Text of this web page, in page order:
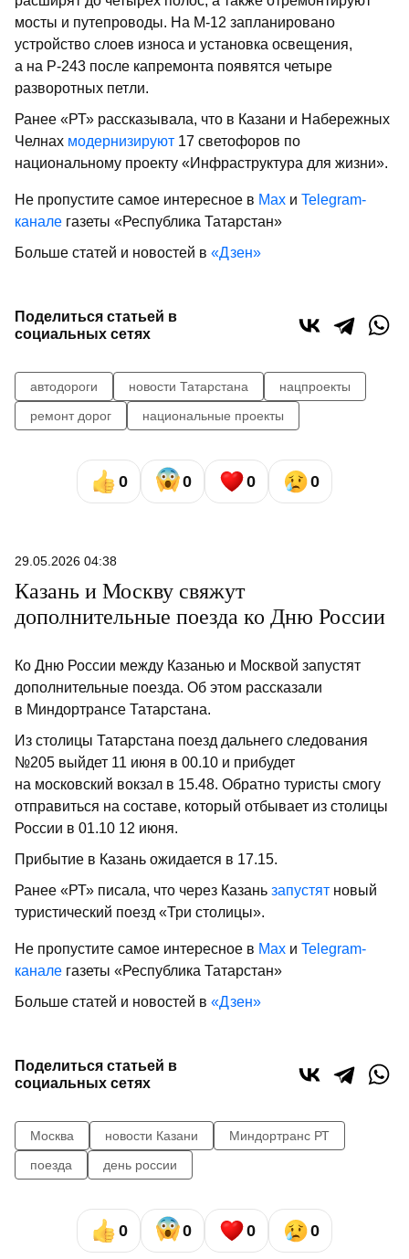
мосты и путепроводы. На М-12 запланировано
устройство слоев износа и установка освещения,
а на Р-243 после капремонта появятся четыре
разворотных петли.
Ранее «РТ» рассказывала, что в Казани и Набережных
Челнах модернизируют 17 светофоров по
национальному проекту «Инфраструктура для жизни».
Не пропустите самое интересное в Max и Telegram-
канале газеты «Республика Татарстан»
Больше статей и новостей в «Дзен»
Поделиться статьей в
социальных сетях
автодороги новости Татарстана
нацпроекты
ремонт дорог
национальные проекты
0 0 0 0
29.05.2026 04:38
Казань и Москву свяжут
дополнительные поезда ко Дню России
Ко Дню России между Казанью и Москвой запустят
дополнительные поезда. Об этом рассказали
в Миндортрансе Татарстана.
Из столицы Татарстана поезд дальнего следования
№205 выйдет 11 июня в 00.10 и прибудет
на московский вокзал в 15.48. Обратно туристы смогу
отправиться на составе, который отбывает из столицы
России в 01.10 12 июня.
Прибытие в Казань ожидается в 17.15.
Ранее «РТ» писала, что через Казань запустят новый
туристический поезд «Три столицы».
Не пропустите самое интересное в Max и Telegram-
канале газеты «Республика Татарстан»
Больше статей и новостей в «Дзен»
Поделиться статьей в
социальных сетях
Москва новости Казани
Миндортранс РТ
поезда
день россии
0 0 0 0